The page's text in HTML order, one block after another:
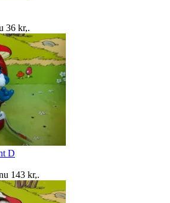
36 kr,.
D
143 kr,.